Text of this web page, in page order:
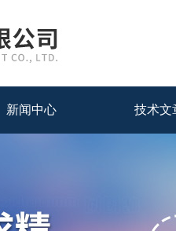
新闻中心 技术文